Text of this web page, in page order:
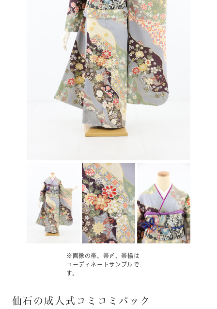
お問い合わせ・来店予約
※画像の帯、帯〆、帯揚は
コーディネートサンプルで
す。
仙石の成人式コミコミパック